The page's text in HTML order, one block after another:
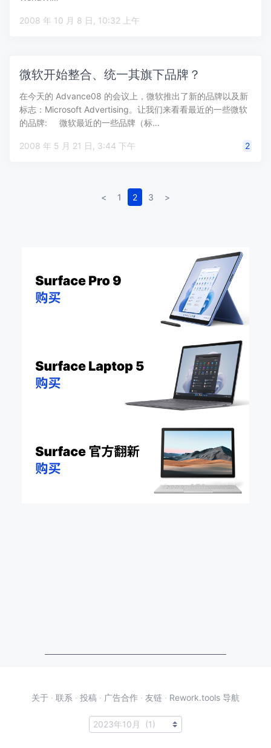
2008 年 10 月 8 日, 10:32 上午
微软开始整合、统一其旗下品牌？
在今天的 Advance08 的会议上，微软推出了新的品牌以及新
标志：Microsoft Advertising。让我们来看看最近的一些微软
的品牌: 微软最近的一些品牌（标…
2008 年 5 月 21 日, 3:44 下午 2
< 1 2 3 >
关于 · 联系 · 投稿 · 广告合作 · 友链 · Rework.tools 导航